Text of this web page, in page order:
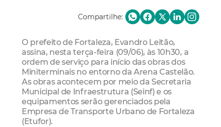
Compartilhe:
O prefeito de Fortaleza, Evandro Leitão,
assina, nesta terça-feira (09/06), às 10h30, a
ordem de serviço para início das obras dos
Miniterminais no entorno da Arena Castelão.
As obras acontecem por meio da Secretaria
Municipal de Infraestrutura (Seinf) e os
equipamentos serão gerenciados pela
Empresa de Transporte Urbano de Fortaleza
(Etufor).